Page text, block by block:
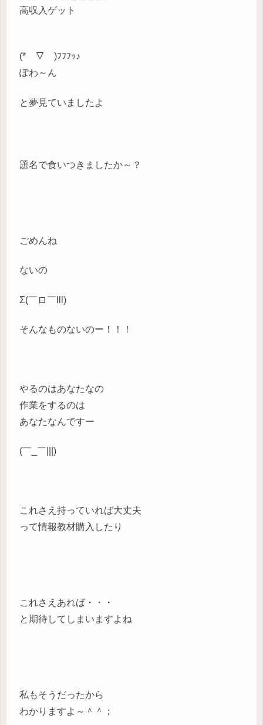
高収入ゲット
(*￣▽￣)ﾌﾌﾌｯ♪
ぽわ～ん
と夢見ていましたよ
題名で食いつきましたか～？
ごめんね
ないの
Σ(￣ロ￣lll)
そんなものないのー！！！
やるのはあなたなの
作業をするのは
あなたなんですー
(￣_￣|||)
これさえ持っていれば大丈夫
って情報教材購入したり
これさえあれば・・・
と期待してしまいますよね
私もそうだったから
わかりますよ～＾＾；